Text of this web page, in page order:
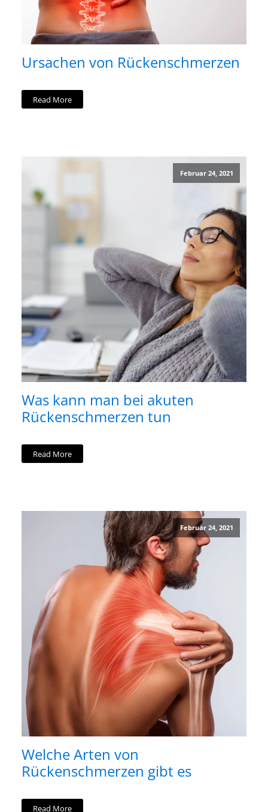
Ursachen von Rückenschmerzen
Read More
Februar 24, 2021
Was kann man bei akuten
Rückenschmerzen tun
Read More
Februar 24, 2021
Welche Arten von
Rückenschmerzen gibt es
Read More